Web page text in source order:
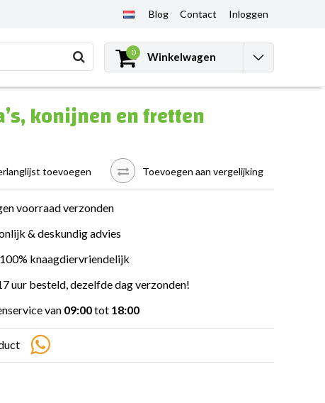
Blog Contact Inloggen
0 Winkelwagen
konijnen en fretten
toevoegen Toevoegen aan vergelijking
voorraad verzonden
& deskundig advies
knaagdiervriendelijk
uur besteld, dezelfde dag verzonden!
van 09:00tot 18:00